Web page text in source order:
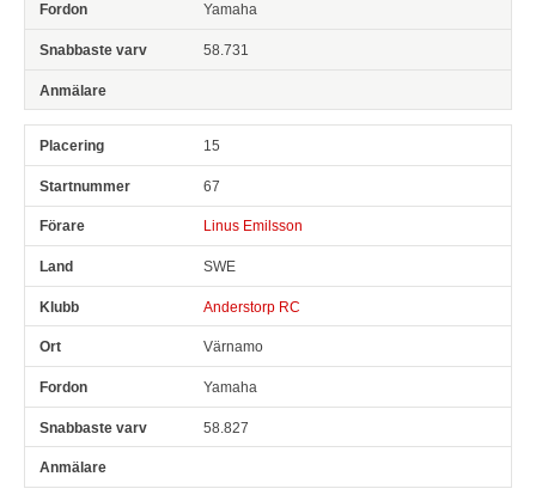
Yamaha
58.731
15
67
Linus Emilsson
SWE
Anderstorp RC
Värnamo
Yamaha
58.827